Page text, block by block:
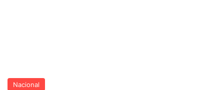
Nacional